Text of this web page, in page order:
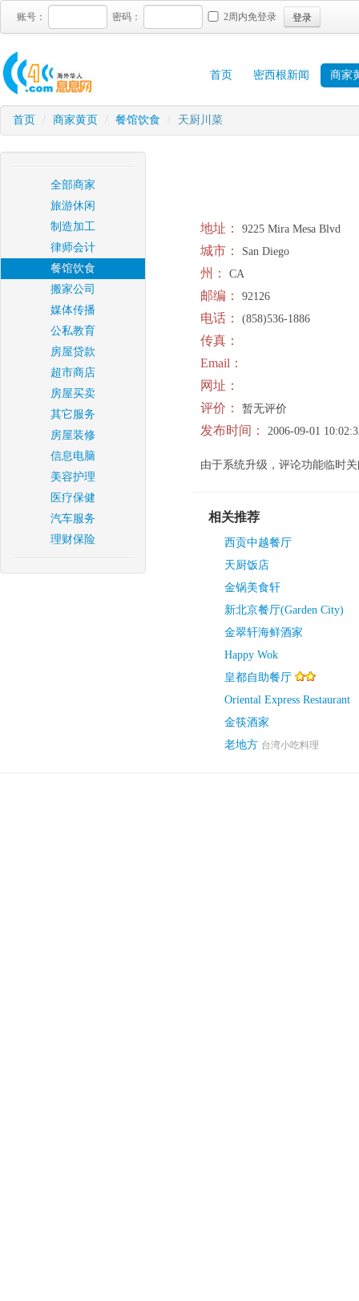
账号： 密码： 2周内免登录 登录
首页 密西根新闻 商家
首页 / 商家黄页 / 餐馆饮食 / 天厨川菜
全部商家
旅游休闲
制造加工
律师会计
餐馆饮食
搬家公司
媒体传播
公私教育
房屋贷款
超市商店
房屋买卖
其它服务
房屋装修
信息电脑
美容护理
医疗保健
汽车服务
理财保险
地址： 9225 Mira Mesa Blvd
城市： San Diego
州： CA
邮编： 92126
电话： (858)536-1886
传真：
Email：
网址：
评价：
暂无评价
发布时间： 2006-09-01
由于系统升级，评论功能临时
相关推荐
西贡中越餐厅
天厨饭店
金锅美食轩
新北京餐厅(Garden City)
金翠轩海鲜酒家
Happy Wok
皇都自助餐厅
Oriental Express Restaurant
金筷酒家
老地方 台湾小吃料理